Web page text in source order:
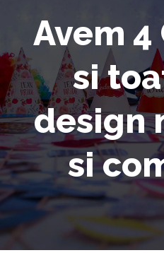
Avem
si
design
si